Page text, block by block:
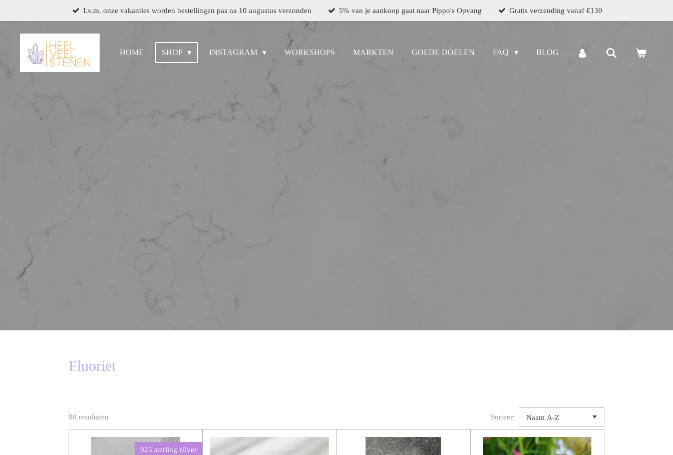
hoofdinhoud
I.v.m. onze vakanties worden bestellingen pas na 10 augustus verzonden 5% van je aankoop gaat naar Pippo's Opvang Gratis verzending vanaf €130
HOME SHOP INSTAGRAM WORKSHOPS MARKTEN GOEDE DOELEN FAQ BLOG
Fluoriet
80 resultaten Sorteer:
925 sterling zilver